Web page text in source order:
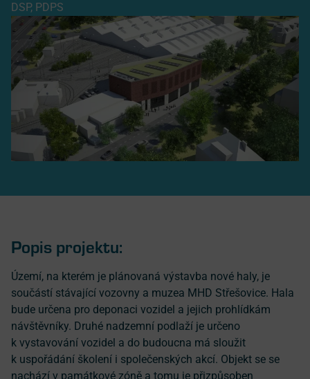
DSP, PDPS
Popis projektu:
Území, na kterém je plánovaná výstavba nové haly, je
součástí stávající vozovny a muzea MHD Střešovice. Hala
bude určena pro deponaci vozidel a jejich prohlídkám
návštěvníky. Druhé nadzemní podlaží je určeno
k vystavování vozidel a do budoucna má sloužit
k uspořádání školení i společenských akcí. Objekt se se
nachází v památkové zóně a tomu je přizpůsoben